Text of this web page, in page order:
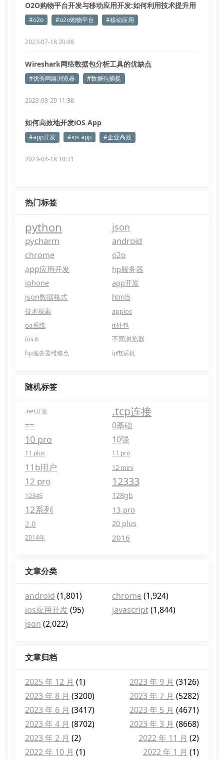
O2O购物平台开发与移动应用开发:如何利用技术提升用
户体验?
#o2o #o2o购物平台 #移动应用
2023-07-18 20:48
Wireshark网络数据包分析工具的优缺点
#优秀网络浏览器 #数据包捕捉
2023-03-29 11:38
如何高效地开发iOS App
#app开发 #ios app #企业高效
2023-04-18 10:31
热门标签
python json
pycharm android
chrome
o2o
app应用开发
hp服务器
iphone
app开发
json数据格式
html5
技术探索
appios
oa系统
it外包
ios 6
不同浏览器
hp服务器维修点
ip电话机
随机标签
.net开发 .tcp连接
== 0基础
10 pro 10强
11 plus 11 pro
11b用户 12 mini
12 pro 12333
12345 128gb
12系列
13 pro
2.0
20 plus
2014年 2016
文章分类
android (1,801) chrome (1,924)
ios应用开发 (95) javascript(1,844)
json (2,022)
文章归档
2025 年 12 月 (1) 2023 年 9 月 (3126)
2023 年 8 月 (3200) 2023 年 7 月 (5282)
2023 年 6 月 (3417) 2023 年 5 月 (4671)
2023 年 4 月 (8702) 2023 年 3 月 (8668)
2023 年 2 月 (2) 2022 年 11 月 (2)
2022 年 10 月 (1) 2022 年 1 月 (1)